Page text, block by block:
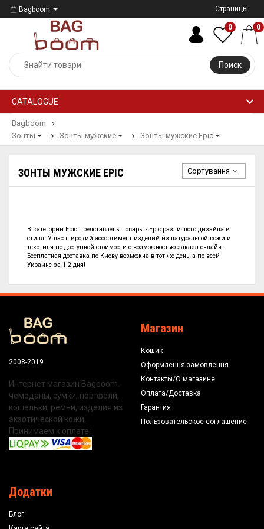
Bagboom Страницы
Поиск
0 0
CATALOGUE
Bagboom
Зонты
Зонты мужские Зонты мужские Epic
ЗОНТЫ МУЖСКИЕ EPIC Сортування
В категории Epic представлены товары - Epic различного дизайна и
стиля. У нас широкий ассортимент изделий из натуральной кожи и
текстиля по доступной стоимости с возможностью заказа онлайн.
Бесплатная доставка по Киеву возможна в тот же день, а по всей
Украине за 1-2 дня!
2008-2019
Интернет магазин Bagboom -
чемоданы, сумки, портфели,
кошельки, ремни, изделия из
экзотической кожи.
Принимаем к оплате:
Магазин
Кошик
Оформлення замовлення
Контакты/О магазине
Оплата/Доставка
Гарантия
Пользовательское соглашение
Додатки
Блог